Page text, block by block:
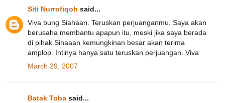
Siti Nurrofiqoh said...
Viva bung Siahaan. Teruskan perjuanganmu. Saya akan
berusaha membantu apapun itu, meski jika saya berada
di pihak Sihaaan kemungkinan besar akan terima
amplop. Intinya hanya satu teruskan perjuangan. Viva
March 29, 2007
Batak Toba said...